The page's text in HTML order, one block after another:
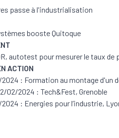
passe à l'industrialisation
booste Quitoque
autotest pour mesurer le taux de
ACTION
2024 : Formation au montage d'un
02/2024 : Tech&Fest, Grenoble
: Energies pour l’industrie,